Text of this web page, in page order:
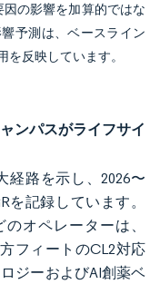
の影響を加算的ではな
予測は、ベースライン
反映しています。
ンパスがライフサイ
経路を示し、2026〜
を記録しています。
のオペレーターは、
フィートのCL2対応
ジーおよびAI創薬ベ